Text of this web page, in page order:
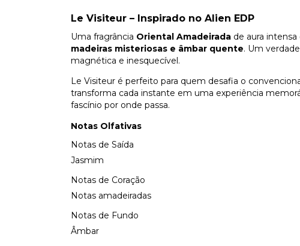
Le Visiteur – Inspirado no Alien EDP
Uma fragrância Oriental Amadeirada de aura
madeiras misteriosas e âmbar quente. Um
magnética e inesquecível.
Le Visiteur é perfeito para quem desafia o
transforma cada instante em uma experiência
fascínio por onde passa.
Notas Olfativas
Notas de Saída
Jasmim
Notas de Coração
Notas amadeiradas
Notas de Fundo
Âmbar